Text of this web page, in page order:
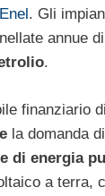
Enel . Gli
annue di
.
finanziario
la domanda
di energia
a terra,